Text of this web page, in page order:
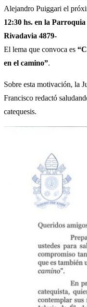
Alejandro Puiggari el
12:30 hs. en la
Rivadavia 4879-
El lema que convoca es
en el camino”.
Sobre esta motivación, la
Francisco redactó
catequesis.